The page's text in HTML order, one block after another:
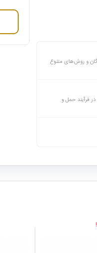
و روش‌های متنوع
فرآیند حمل و